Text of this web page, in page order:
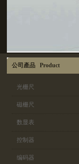
公司產品 Product
光栅尺
磁栅尺
数显表
控制器
编码器